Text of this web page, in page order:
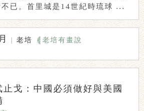
多中國人為之惋惜不已。首里城是14世紀時琉球 ...
| 老培 老培有畫說
止戈：中國必須做好與美國